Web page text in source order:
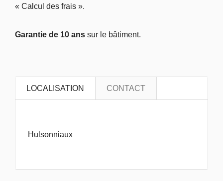
« Calcul des frais ».
Garantie de 10 ans sur le bâtiment.
LOCALISATION CONTACT
Hulsonniaux